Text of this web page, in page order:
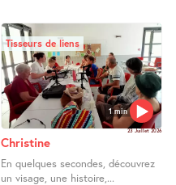
1 min
Tisseurs de liens
23 Juillet 2026
Christine
En quelques secondes, découvrez
un visage, une histoire,...